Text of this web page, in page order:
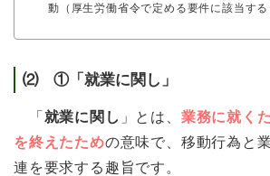
動（厚生労働省令で定める要件に該当する
⑵ ①「就業に関し」
「 就業に関し 」とは、 業務に就く
を終えたための意味で、移動行為と
連を要求する趣旨です。